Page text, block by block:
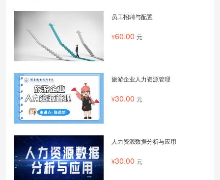
员工招聘与配置
60.00 元
旅游企业人力资源管理
30.00 元
人力资源数据分析与应用
30.00 元